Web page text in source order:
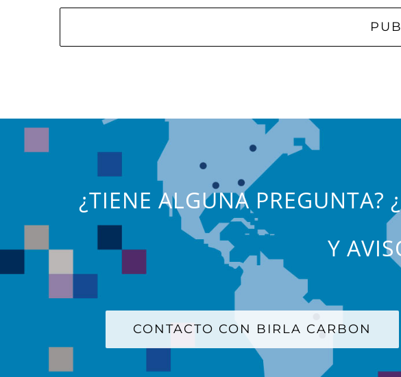
¿TIENE ALGUNA PREGUNTA?
Y
CONTACTO CON BIRLA CARBON